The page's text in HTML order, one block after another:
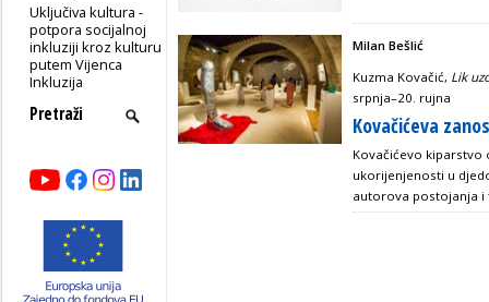
Uključiva kultura -
potpora socijalnoj
inkluziji kroz kulturu
putem Vijenca
Inkluzija
Milan Bešlić
Kuzma Kovačić, Lik
srpnja–20. rujna
Kovačićeva
Kovačićevo
ukorijenjenosti u
autorova postojanja i